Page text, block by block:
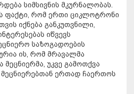
სიმსივნის მკურნალობას.
ფაქტი, რომ ერთი ციკლოტრონი
იქნება განკუთვნილი,
იწვევს
საზოგადოების
ის, რომ მრავალმა
უკვე გამოთქვა
ერთად ჩაერთოს